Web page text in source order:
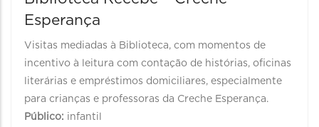
Esperança
Visitas mediadas à Biblioteca, com momentos de
incentivo à leitura com contação de histórias, oficinas
literárias e empréstimos domiciliares, especialmente
para crianças e professoras da Creche Esperança.
Público: infantil